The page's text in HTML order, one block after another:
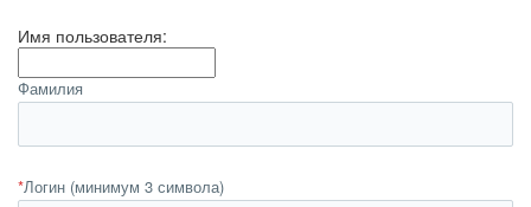
Имя пользователя:
Фамилия
*Логин (минимум 3 символа)